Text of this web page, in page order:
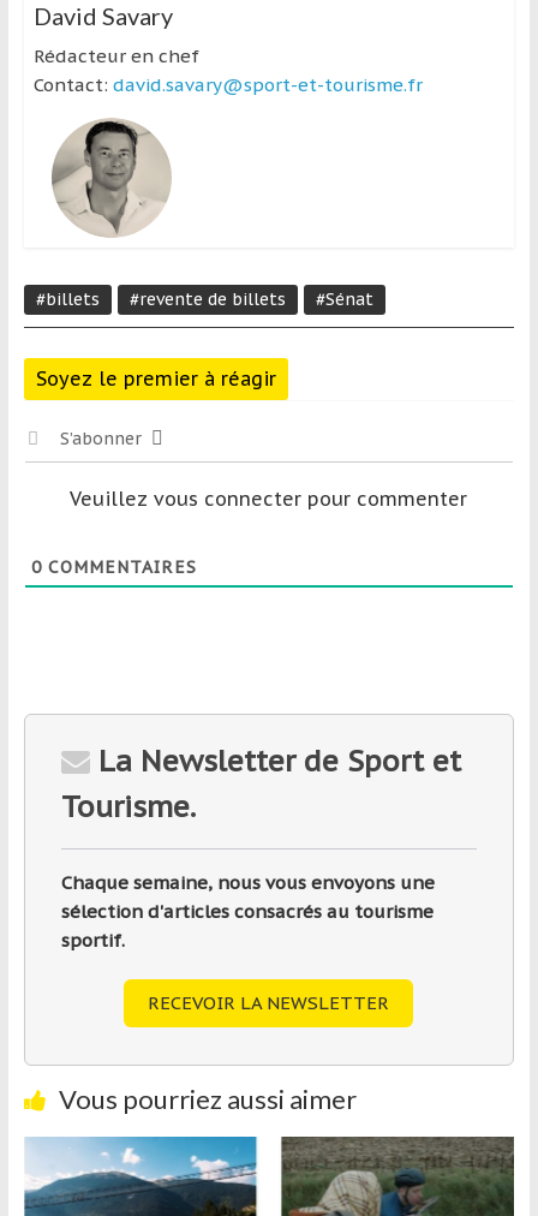
David Savary
Rédacteur en chef
Contact: david.savary@sport-et-tourisme.fr
#billets #revente de billets #Sénat
Soyez le premier à réagir
S’abonner
Veuillez vous connecter pour commenter
0COMMENTAIRES
La Newsletter de Sport et
Tourisme.
Chaque semaine, nous vous envoyons une
sélection d'articles consacrés au tourisme
sportif.
RECEVOIR LA NEWSLETTER
Vous pourriez aussi aimer